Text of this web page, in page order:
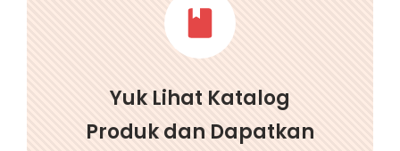
Yuk Lihat Katalog
Produk dan Dapatkan